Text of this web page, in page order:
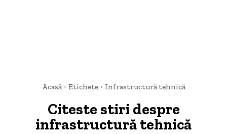
Acasă Etichete Infrastructură tehnică
Citeste stiri despre
infrastructură tehnică